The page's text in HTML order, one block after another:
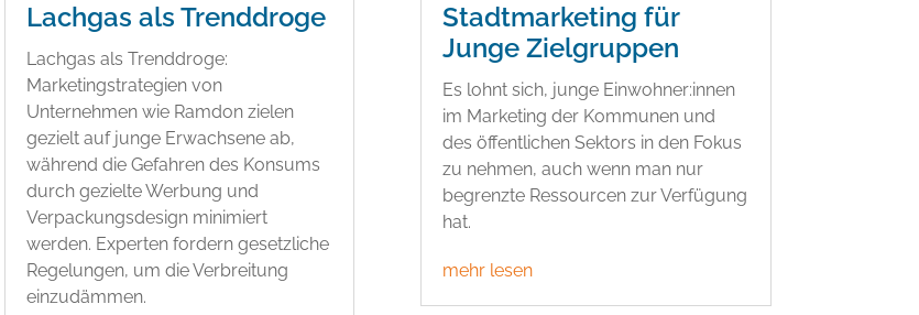
Lachgas als Trenddroge
Lachgas als Trenddroge:
Marketingstrategien von
Unternehmen wie Ramdon zielen
gezielt auf junge Erwachsene ab,
während die Gefahren des Konsums
durch gezielte Werbung und
Verpackungsdesign minimiert
werden. Experten fordern gesetzliche
Regelungen, um die Verbreitung
einzudämmen.
Stadtmarketing für
Junge Zielgruppen
Es lohnt sich, junge Einwohner:innen
im Marketing der Kommunen und
des öffentlichen Sektors in den Fokus
zu nehmen, auch wenn man nur
begrenzte Ressourcen zur Verfügung
hat.
mehr lesen